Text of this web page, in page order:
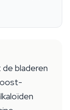
bladeren